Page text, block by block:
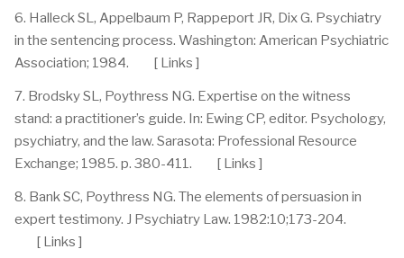
6. Halleck SL, Appelbaum P, Rappeport JR, Dix G. Psychiatry
in the sentencing process. Washington: American Psychiatric
Association; 1984. [ Links ]
7. Brodsky SL, Poythress NG. Expertise on the witness
stand: a practitioner’s guide. In: Ewing CP, editor. Psychology,
psychiatry, and the law. Sarasota: Professional Resource
Exchange; 1985. p. 380-411. [ Links ]
8. Bank SC, Poythress NG. The elements of persuasion in
expert testimony. J Psychiatry Law. 1982:10;173-204.
[ Links ]